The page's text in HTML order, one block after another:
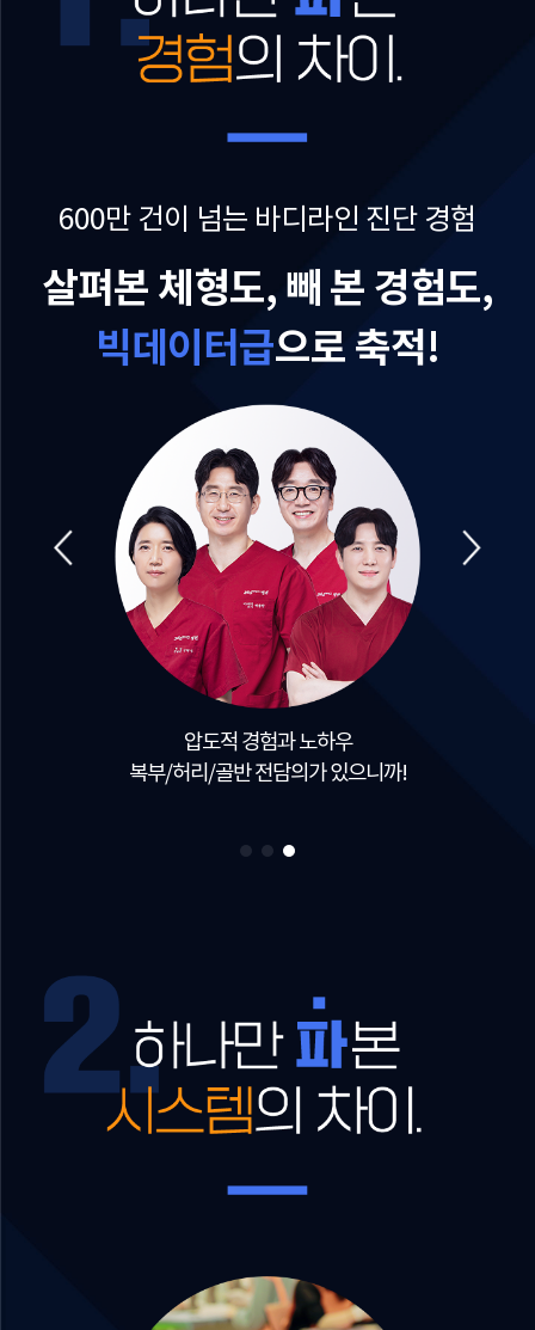
600만 건이 넘는 바디라인 진단 경험
살펴본 체형도, 빼 본 경험도,
빅데이터급으로 축적!
22년 한 길 비만 하나만 하는
지방흡입 병원이니까!